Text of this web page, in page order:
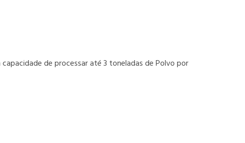
de processar até 3 toneladas de Polvo por